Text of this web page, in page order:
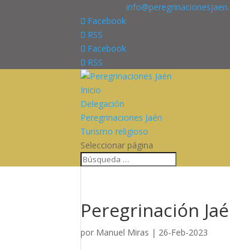
Facebook
RSS
Facebook
RSS
Inicio
Delegación
Peregrinaciones Jaén
Turismo religioso
Seleccionar página
Peregrinación
por Manuel Miras | 26-Feb-2023